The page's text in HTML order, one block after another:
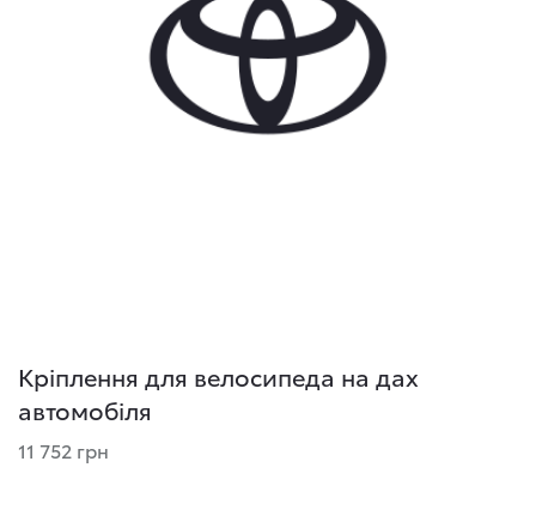
Кріплення для велосипеда на дах
автомобіля
11 752 грн